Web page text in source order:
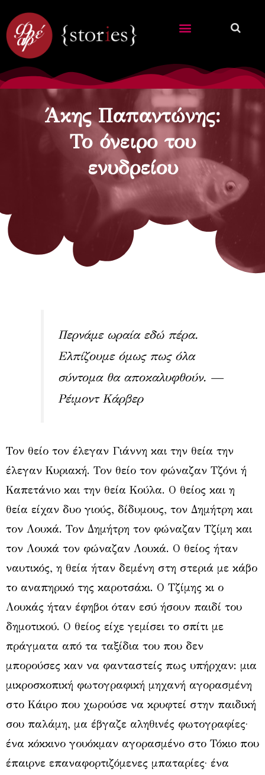
Άκης Παπαντώνης:
Το όνειρο του
ενυδρείου
Περνάμε ωραία εδώ πέρα.
Ελπίζουμε όμως πως όλα
σύντομα θα αποκαλυφθούν. —
Ρέιμοντ Κάρβερ
Τον θείο τον έλεγαν Γιάννη και την θεία την
έλεγαν Κυριακή. Τον θείο τον φώναζαν Τζόνι ή
Καπετάνιο και την θεία Κούλα. Ο θείος και η
θεία είχαν δυο γιούς, δίδυμους, τον Δημήτρη και
τον Λουκά. Τον Δημήτρη τον φώναζαν Τζίμη και
τον Λουκά τον φώναζαν Λουκά. Ο θείος ήταν
ναυτικός, η θεία ήταν δεμένη στη στεριά με κάβο
το αναπηρικό της καροτσάκι. Ο Τζίμης κι ο
Λουκάς ήταν έφηβοι όταν εσύ ήσουν παιδί του
δημοτικού. Ο θείος είχε γεμίσει το σπίτι με
πράγματα από τα ταξίδια του που δεν
μπορούσες καν να φανταστείς πως υπήρχαν: μια
μικροσκοπική φωτογραφική μηχανή αγορασμένη
στο Κάιρο που χωρούσε να κρυφτεί στην παιδική
σου παλάμη, μα έβγαζε αληθινές φωτογραφίες·
ένα κόκκινο γουόκμαν αγορασμένο στο Τόκιο που
έπαιρνε επαναφορτιζόμενες μπαταρίες· ένα